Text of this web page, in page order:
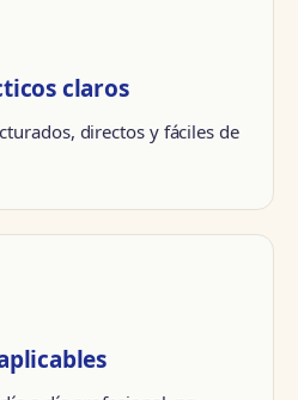
claros
directos y fáciles de